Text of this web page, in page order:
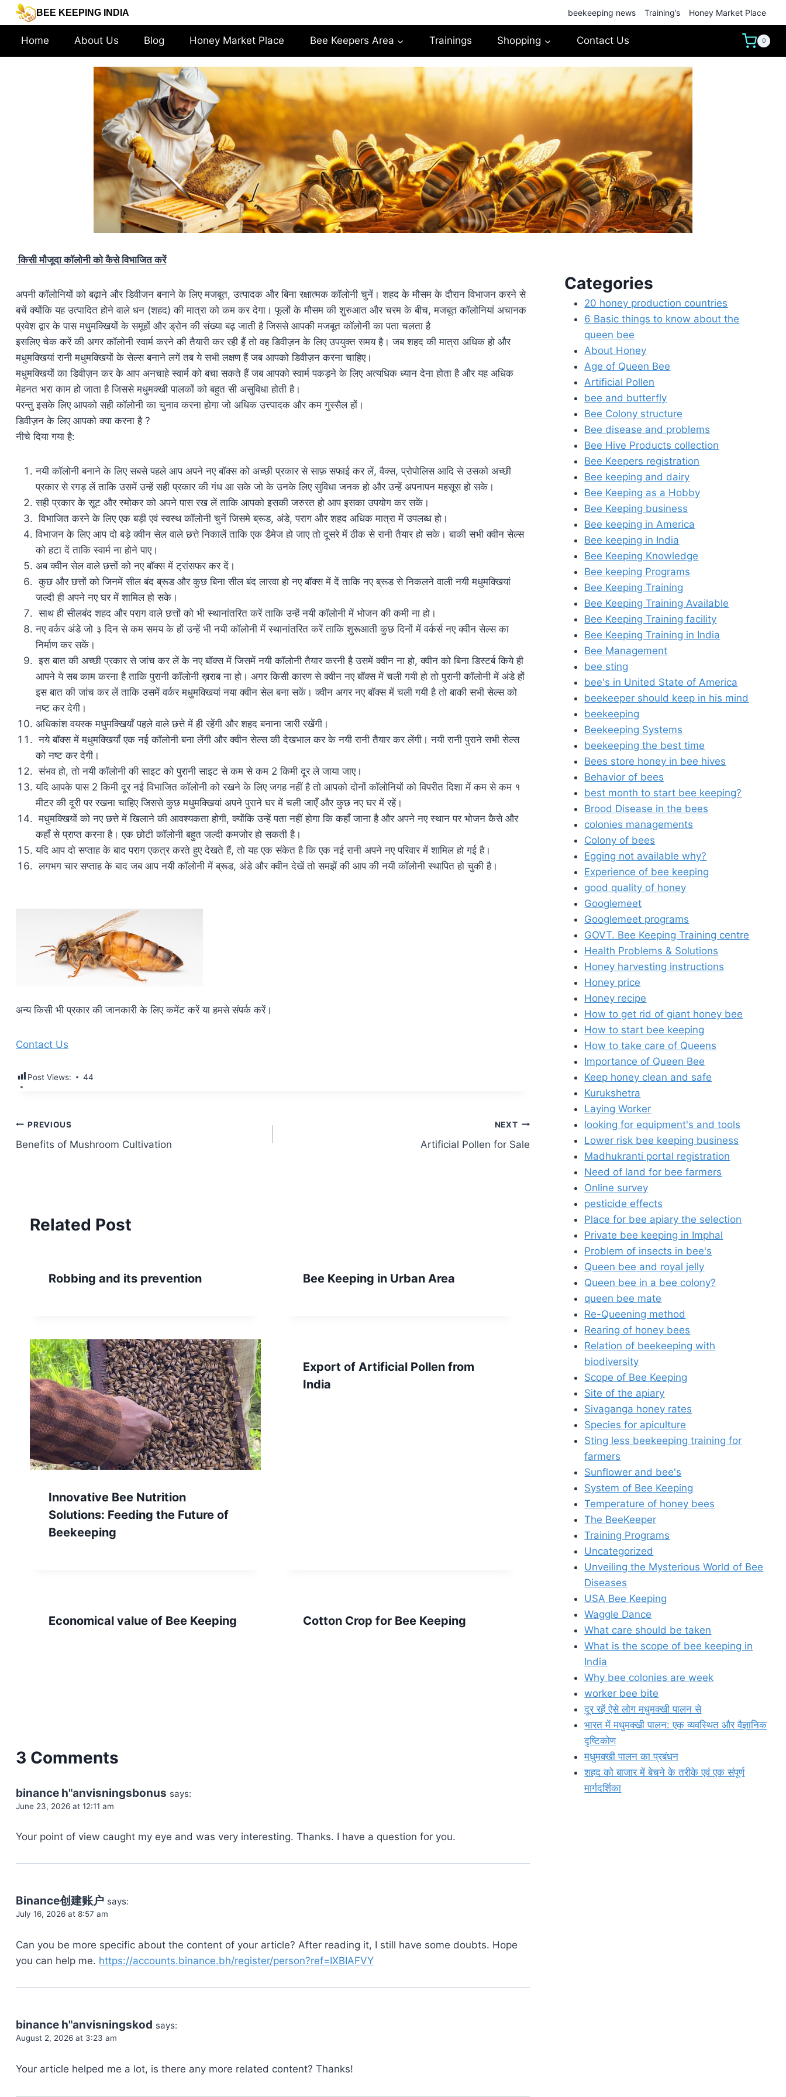
Skip
to
content
BEE KEEPING INDIA beekeeping news Training’s Honey Market Place
Home About Us Blog Honey Market Place Bee Keepers Area Trainings Shopping Contact Us 0
किसी मौजूदा कॉलोनी को कैसे विभाजित करें
अपनी कॉलोनियों को बढ़ाने और डिवीजन बनाने के लिए मजबूत, उत्पादक और बिना रक्षात्मक कॉलोनी चुनें। शहद के मौसम के दौरान विभाजन करने से
बचें क्योंकि यह उत्पादित होने वाले धन (शहद) की मात्रा को कम कर देगा। फूलों के मौसम की शुरुआत और चरम के बीच, मजबूत कॉलोनियां अचानक
प्रवेश द्वार के पास मधुमक्खियों के समूहों और ड्रोन की संख्या बढ़ जाती है जिससे आपकी मजबूत कॉलोनी का पता चलता है
इसलिए चेक करें की अगर कॉलोनी स्वार्म करने की तैयारी कर रही हैं तो वह डिवीज़न के लिए उपयुक्त समय है। जब शहद की मात्रा अधिक हो और
मधुमक्खियां रानी मधुमक्खियों के सेल्स बनाने लगें तब ये सभी लक्षण हैं जब आपको डिवीज़न करना चाहिए।
मधुमक्खियों का डिवीज़न कर के आप अनचाहे स्वार्म को बचा सकते हैं जब आपको स्वार्म पकड़ने के लिए अत्यधिक ध्यान देना होता है और यह अधिक
मेहनत भरा काम हो जाता है जिससे मधुमक्खी पालकों को बहुत सी असुविधा होती है।
परन्तु इसके लिए आपको सही कॉलोनी का चुनाव करना होगा जो अधिक उत्त्पादक और कम गुस्सैल हों।
डिवीज़न के लिए आपको क्या करना है ?
नीचे दिया गया है:
नयी कॉलोनी बनाने के लिए सबसे पहले आप अपने नए बॉक्स को अच्छी प्रकार से साफ़ सफाई कर लें, वैक्स, प्रोपोलिस आदि से उसको अच्छी
प्रकार से रगड़ लें ताकि उसमें उन्हें सही प्रकार की गंध आ सके जो के उनके लिए सुविधा जनक हो और उन्हें अपनापन महसूस हो सके।
सही प्रकार के सूट और स्मोकर को अपने पास रख लें ताकि आपको इसकी जरुरत हो आप इसका उपयोग कर सकें।
विभाजित करने के लिए एक बड़ी एवं स्वस्थ कॉलोनी चुनें जिसमे ब्रूड, अंडे, पराग और शहद अधिक मात्रा में उपलब्ध हो।
विभाजन के लिए आप दो बड़े क्वीन सेल वाले छत्ते निकालें ताकि एक डैमेज हो जाए तो दूसरे में ठीक से रानी तैयार हो सके। बाकी सभी क्वीन सेल्स
को हटा दें ताकि स्वार्म ना होने पाए।
अब क्वीन सेल वाले छत्तों को नए बॉक्स में ट्रांसफर कर दें।
कुछ और छत्तों को जिनमें सील बंद ब्रूड और कुछ बिना सील बंद लारवा हो नए बॉक्स में दें ताकि नए ब्रूड से निकलने वाली नयी मधुमक्खियां
जल्दी ही अपने नए घर में शामिल हो सके।
साथ ही सीलबंद शहद और पराग वाले छत्तों को भी स्थानांतरित करें ताकि उन्हें नयी कॉलोनी में भोजन की कमी ना हो।
नए वर्कर अंडे जो ३ दिन से कम समय के हों उन्हें भी नयी कॉलोनी में स्थानांतरित करें ताकि शुरूआती कुछ दिनों में वर्कर्स नए क्वीन सेल्स का
निर्माण कर सकें।
इस बात की अच्छी प्रकार से जांच कर लें के नए बॉक्स में जिसमें नयी कॉलोनी तैयार करनी है उसमें क्वीन ना हो, क्वीन को बिना डिस्टर्ब किये ही
आपने ये सब काम करना है ताकि पुरानी कॉलोनी ख़राब ना हो। अगर किसी कारण से क्वीन नए बॉक्स में चली गयी हो तो पुरानी कॉलोनी में अंडे हों
इस बात की जांच कर लें ताकि उसमें वर्कर मधुमक्खियां नया क्वीन सेल बना सकें। क्वीन अगर नए बॉक्स में चली गयी है तो बाकी सभी सेल्स को
नष्ट कर देगी।
अधिकांश वयस्क मधुमक्खियाँ पहले वाले छत्ते में ही रहेंगी और शहद बनाना जारी रखेंगी।
नये बॉक्स में मधुमक्खियाँ एक नई कॉलोनी बना लेंगी और क्वीन सेल्स की देखभाल कर के नयी रानी तैयार कर लेंगी। नयी रानी पुराने सभी सेल्स
को नष्ट कर देगी।
संभव हो, तो नयी कॉलोनी की साइट को पुरानी साइट से कम से कम 2 किमी दूर ले जाया जाए।
यदि आपके पास 2 किमी दूर नई विभाजित कॉलोनी को रखने के लिए जगह नहीं है तो आपको दोनों कॉलोनियों को विपरीत दिशा में कम से कम १
मीटर की दूरी पर रखना चाहिए जिससे कुछ मधुमक्खियां अपने पुराने घर में चली जाएँ और कुछ नए घर में रहें।
मधुमक्खियों को नए छत्ते में खिलाने की आवश्यकता होगी, क्योंकि उन्हें पता नहीं होगा कि कहाँ जाना है और अपने नए स्थान पर भोजन कैसे और
कहाँ से प्राप्त करना है। एक छोटी कॉलोनी बहुत जल्दी कमजोर हो सकती है।
यदि आप दो सप्ताह के बाद पराग एकत्र करते हुए देखते हैं, तो यह एक संकेत है कि एक नई रानी अपने नए परिवार में शामिल हो गई है।
लगभग चार सप्ताह के बाद जब आप नयी कॉलोनी में ब्रूड, अंडे और क्वीन देखें तो समझें की आप की नयी कॉलोनी स्थापित हो चुकी है।
अन्य किसी भी प्रकार की जानकारी के लिए कमेंट करें या हमसे संपर्क करें।
Contact Us
Post Views: 44
Post
navigation
PREVIOUS
Benefits of Mushroom Cultivation
NEXT
Artificial Pollen for Sale
Related Post
Robbing and its prevention Bee Keeping in Urban Area
Innovative Bee Nutrition
Solutions: Feeding the Future of
Beekeeping
Export of Artificial Pollen from
India
Economical value of Bee Keeping Cotton Crop for Bee Keeping
3 Comments
binance h"anvisningsbonus says:
June 23, 2026 at 12:11 am
Your point of view caught my eye and was very interesting. Thanks. I have a question for you.
Binance创建账户 says:
July 16, 2026 at 8:57 am
Can you be more specific about the content of your article? After reading it, I still have some doubts. Hope
you can help me. https://accounts.binance.bh/register/person?ref=IXBIAFVY
binance h"anvisningskod says:
August 2, 2026 at 3:23 am
Your article helped me a lot, is there any more related content? Thanks!
Categories
20 honey production countries
6 Basic things to know about the
queen bee
About Honey
Age of Queen Bee
Artificial Pollen
bee and butterfly
Bee Colony structure
Bee disease and problems
Bee Hive Products collection
Bee Keepers registration
Bee keeping and dairy
Bee Keeping as a Hobby
Bee Keeping business
Bee keeping in America
Bee keeping in India
Bee Keeping Knowledge
Bee keeping Programs
Bee Keeping Training
Bee Keeping Training Available
Bee Keeping Training facility
Bee Keeping Training in India
Bee Management
bee sting
bee's in United State of America
beekeeper should keep in his mind
beekeeping
Beekeeping Systems
beekeeping the best time
Bees store honey in bee hives
Behavior of bees
best month to start bee keeping?
Brood Disease in the bees
colonies managements
Colony of bees
Egging not available why?
Experience of bee keeping
good quality of honey
Googlemeet
Googlemeet programs
GOVT. Bee Keeping Training centre
Health Problems & Solutions
Honey harvesting instructions
Honey price
Honey recipe
How to get rid of giant honey bee
How to start bee keeping
How to take care of Queens
Importance of Queen Bee
Keep honey clean and safe
Kurukshetra
Laying Worker
looking for equipment's and tools
Lower risk bee keeping business
Madhukranti portal registration
Need of land for bee farmers
Online survey
pesticide effects
Place for bee apiary the selection
Private bee keeping in Imphal
Problem of insects in bee's
Queen bee and royal jelly
Queen bee in a bee colony?
queen bee mate
Re-Queening method
Rearing of honey bees
Relation of beekeeping with
biodiversity
Scope of Bee Keeping
Site of the apiary
Sivaganga honey rates
Species for apiculture
Sting less beekeeping training for
farmers
Sunflower and bee's
System of Bee Keeping
Temperature of honey bees
The BeeKeeper
Training Programs
Uncategorized
Unveiling the Mysterious World of Bee
Diseases
USA Bee Keeping
Waggle Dance
What care should be taken
What is the scope of bee keeping in
India
Why bee colonies are week
worker bee bite
दूर रहें ऐसे लोग मधुमक्खी पालन से
भारत में मधुमक्खी पालन: एक व्यवस्थित और वैज्ञानिक
दृष्टिकोण
मधुमक्खी पालन का प्रबंधन
शहद को बाजार में बेचने के तरीके एवं एक संपूर्ण
मार्गदर्शिका